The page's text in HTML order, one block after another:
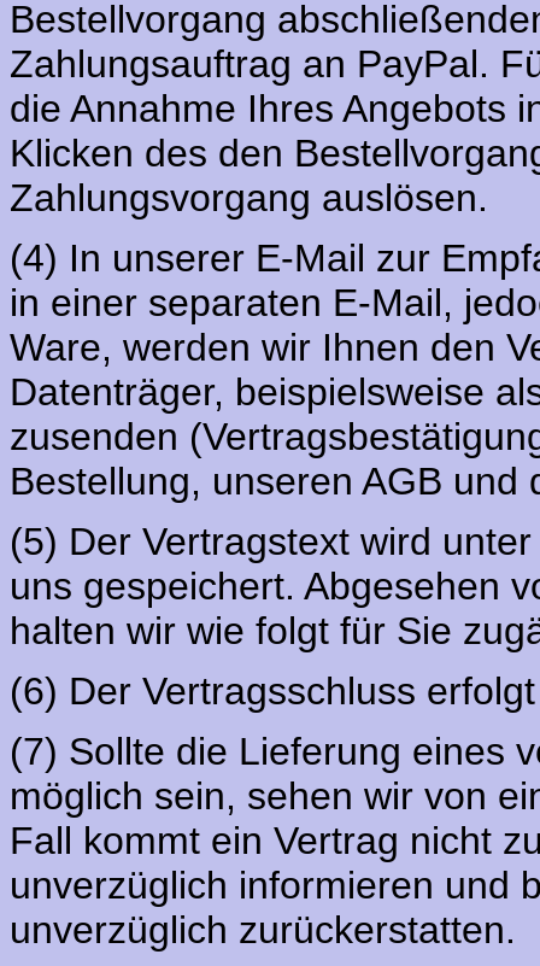
Bestellvorgang
Zahlungsauftrag an PayPal.
die Annahme Ihres Angebots
Klicken des den
Zahlungsvorgang auslösen.
(4) In unserer E-Mail zur
in einer separaten E-Mail,
Ware, werden wir Ihnen den
Datenträger, beispielsweise
zusenden
Bestellung, unseren AGB und
(5) Der Vertragstext wird
uns gespeichert. Abgesehen
halten wir wie folgt für Sie
(6) Der Vertragsschluss
(7) Sollte die Lieferung eines
möglich sein, sehen wir von
Fall kommt ein Vertrag nicht
unverzüglich informieren und
unverzüglich zurückerstatten.